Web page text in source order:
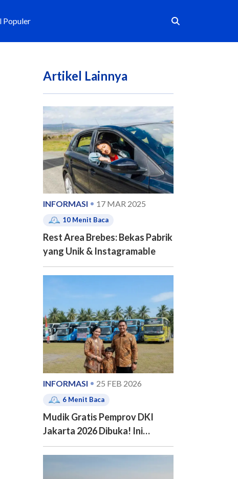
Populer
Artikel Lainnya
INFORMASI 17 MAR 2025
10 Menit Baca
Rest Area Brebes: Bekas Pabrik
yang Unik & Instagramable
INFORMASI 25 FEB 2026
6 Menit Baca
Mudik Gratis Pemprov DKI
Jakarta 2026 Dibuka! Ini
Jadwal, 20 Kota Tujuan dan
Cara Pendaftarannya